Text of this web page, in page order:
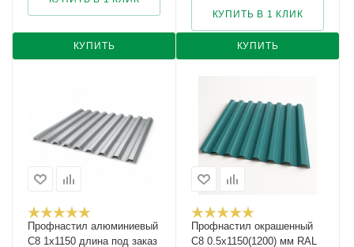
КУПИТЬ КУПИТЬ
КУПИТЬ В 1 КЛИК
Профнастил алюминиевый
С8 1х1150 длина под заказ
Профнастил окрашенный
С8 0.5х1150(1200) мм RAL